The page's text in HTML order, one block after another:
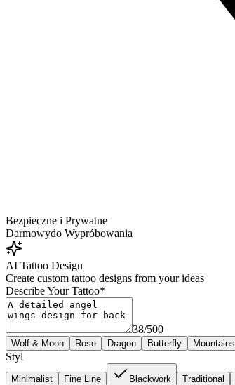
Bezpieczne i Prywatne
Darmowydo Wypróbowania
AI Tattoo Design
Create custom tattoo designs from your ideas
Describe Your Tattoo*
38/500
Wolf & Moon Rose Dragon Butterfly Mountains
Styl
Minimalist Fine Line Blackwork Traditional